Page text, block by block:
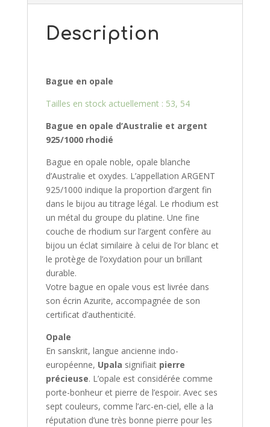
Description
Bague en opale
Tailles en stock actuellement : 53, 54
Bague en opale d’Australie et argent
925/1000 rhodié
Bague en opale noble, opale blanche
d’Australie et oxydes. L’appellation ARGENT
925/1000 indique la proportion d’argent fin
dans le bijou au titrage légal. Le rhodium est
un métal du groupe du platine. Une fine
couche de rhodium sur l’argent confère au
bijou un éclat similaire à celui de l’or blanc et
le protège de l’oxydation pour un brillant
durable.
Votre bague en opale vous est livrée dans
son écrin Azurite, accompagnée de son
certificat d’authenticité.
Opale
En sanskrit, langue ancienne indo-
européenne, Upala signifiait pierre
précieuse. L’opale est considérée comme
porte-bonheur et pierre de l’espoir. Avec ses
sept couleurs, comme l’arc-en-ciel, elle a la
réputation d’une très bonne pierre pour les